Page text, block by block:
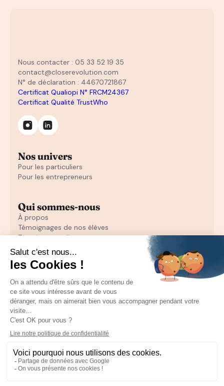
Nous contacter : 05 33 52 19 35
contact@closerevolution.com
N° de déclaration : 44670721867
Certificat Qualiopi N° FRCM24367
Certificat Qualité TrustWho
Nos univers
Pour les particuliers
Pour les entrepreneurs
Qui sommes-nous
À propos
Témoignages de nos élèves
Témoignages d'entrepreneurs
Découvrir
Notre initiation au closing offerte
Notre formation en closing
Toutes nos ressources pour les particuliers
Recruter un sales
Toutes les ressources pour les entrepreneurs
Mentions Légales